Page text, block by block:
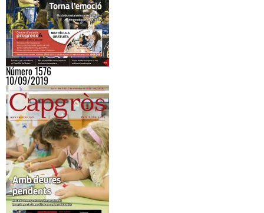
Número 1576
10/09/2019